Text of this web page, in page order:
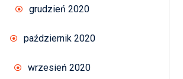
grudzień 2020
październik 2020
wrzesień 2020